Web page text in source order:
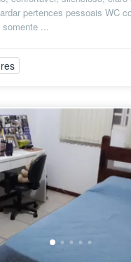
pertences pessoais WC
somente ...